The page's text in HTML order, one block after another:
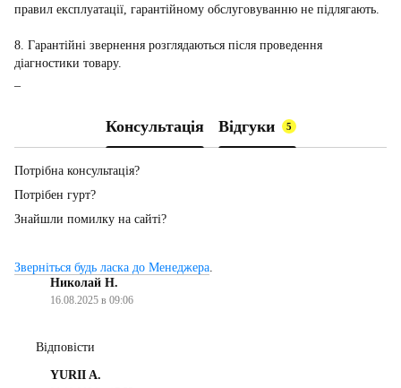
правил експлуатації, гарантійному обслуговуванню не підлягають.
8. Гарантійні звернення розглядаються після проведення
діагностики товару.
Консультація Відгуки 5
Потрібна консультація?
Потрібен гурт?
Знайшли помилку на сайті?
Зверніться будь ласка до Менеджера.
Николай Н.
16.08.2025 в 09:06
Відповісти
YURII A.